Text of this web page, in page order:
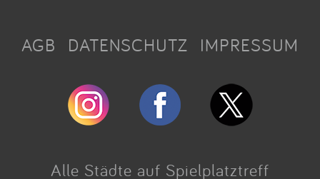
AGB DATENSCHUTZ IMPRESSUM
Alle Städte auf Spielplatztreff